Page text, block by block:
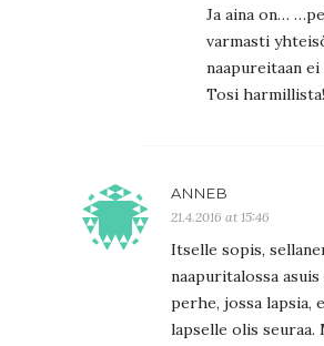
Ja aina on…
varmasti
naapureitaan ei
Tosi harmillista!
ANNEB
21.4.2016 at 15:46
Itselle sopis,
naapuritalossa
perhe, jossa lapsia,
lapselle olis seuraa.